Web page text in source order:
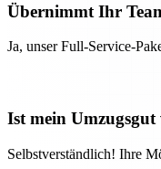
Übernimmt Ihr
Ja, unser Full-Service-
Ist mein Umzugsgut
Selbstverständlich! Ihre